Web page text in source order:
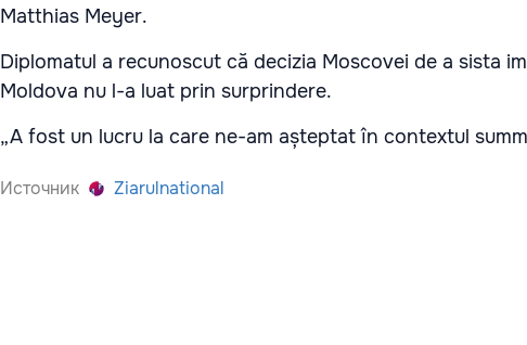
Matthias Meyer.
Diplomatul a recunoscut că decizia Moscovei de a sista
Moldova nu l-a luat prin surprindere.
„A fost un lucru la care ne-am așteptat în contextul
Источник Ziarulnational